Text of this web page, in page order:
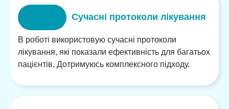
Сучасні протоколи лікування
В роботі використовую сучасні протоколи
лікування, які показали ефективність для багатьох
пацієнтів. Дотримуюсь комплексного підходу.